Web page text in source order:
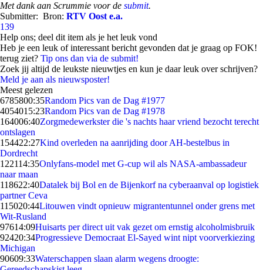
Met dank aan Scrummie voor de submit.
Submitter: Bron: RTV Oost e.a.
139
Help ons; deel dit item als je het leuk vond
Heb je een leuk of interessant bericht gevonden dat je graag op FOK!
terug ziet? Tip ons dan via de submit!
Zoek jij altijd de leukste nieuwtjes en kun je daar leuk over schrijven?
Meld je aan als nieuwsposter!
Meest gelezen
6785800:35Random Pics van de Dag #1977
4054015:23Random Pics van de Dag #1978
164006:40Zorgmedewerkster die 's nachts haar vriend bezocht terecht
ontslagen
154422:27Kind overleden na aanrijding door AH-bestelbus in
Dordrecht
122114:35Onlyfans-model met G-cup wil als NASA-ambassadeur
naar maan
118622:40Datalek bij Bol en de Bijenkorf na cyberaanval op logistiek
partner Ceva
115020:44Litouwen vindt opnieuw migrantentunnel onder grens met
Wit-Rusland
97614:09Huisarts per direct uit vak gezet om ernstig alcoholmisbruik
92420:34Progressieve Democraat El-Sayed wint nipt voorverkiezing
Michigan
90609:33Waterschappen slaan alarm wegens droogte: